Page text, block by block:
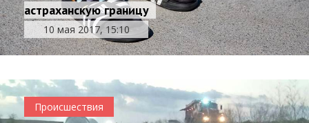
астраханскую границу
10 мая 2017, 15:10
Происшествия